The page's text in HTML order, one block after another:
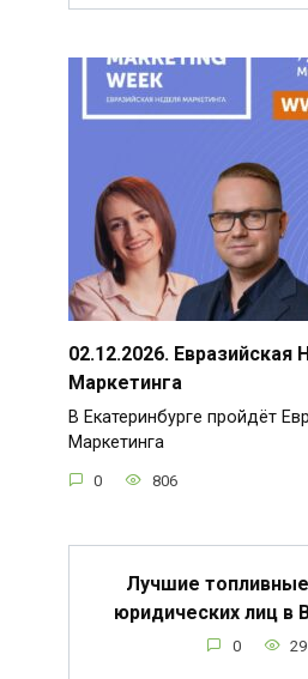
02.12.2026. Евразийская
Маркетинга
В Екатеринбурге пройдёт
Маркетинга
0 806
Лучшие
юридических лиц в
0 29